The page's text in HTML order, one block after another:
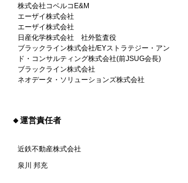
株式会社コベルコE&M
エーザイ株式会社
エーザイ株式会社
日産化学株式会社 社外監査役
ブラックライン株式会社/EYストラテジー・アン
ド・コンサルティング株式会社(前JSUG会長)
ブラックライン株式会社
ネオデータ・ソリューションズ株式会社
🔸運営責任者
近鉄不動産株式会社
泉川 邦充